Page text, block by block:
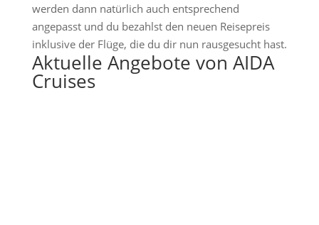
werden dann natürlich auch entsprechend
angepasst und du bezahlst den neuen Reisepreis
inklusive der Flüge, die du dir nun rausgesucht hast.
Aktuelle Angebote von AIDA
Cruises